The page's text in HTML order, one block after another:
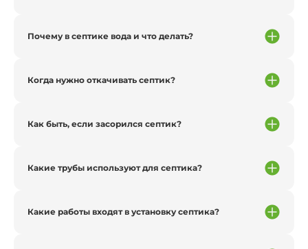
Почему в септике вода и что делать?
Когда нужно откачивать септик?
Как быть, если засорился септик?
Какие трубы используют для септика?
Какие работы входят в установку септика?